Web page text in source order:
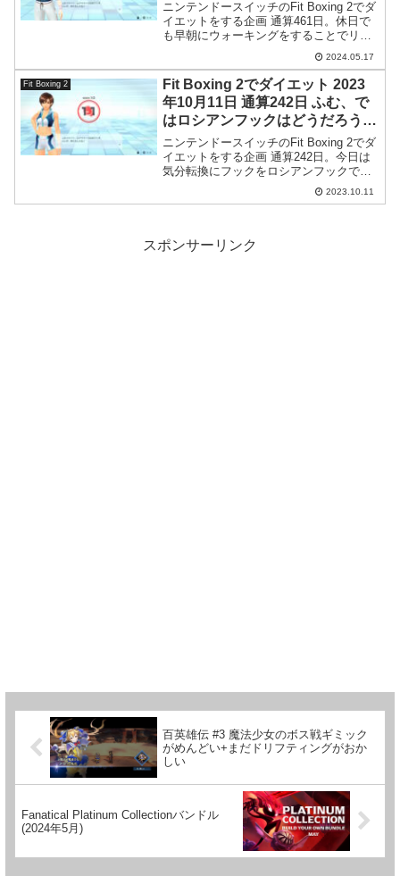
説
ニンテンドースイッチのFit Boxing 2でダ
イエットをする企画 通算461日。休日で
も早朝にウォーキングをすることでリバ
ウンド幅を抑え込めるような気がします
(私の場合)。もっと試行回数を増やして検
証したいですね。
2024.05.17
Fit Boxing 2
Fit Boxing 2でダイエット 2023
年10月11日 通算242日 ふむ、で
はロシアンフックはどうだろう
か？
ニンテンドースイッチのFit Boxing 2でダ
イエットをする企画 通算242日。今日は
気分転換にフックをロシアンフックで打
2023.10.11
スポンサーリンク
百英雄伝 #3 魔法少女のボス戦ギミック
がめんどい+まだドリフティングがおか
しい
Fanatical Platinum Collectionバンドル
(2024年5月)